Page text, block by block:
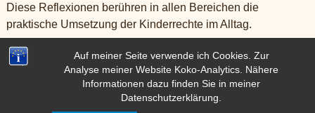
Auf meiner Seite verwende ich Cookies. Zur
Analyse meiner Website Koko-Analytics. Nähere
Informationen dazu finden Sie in meiner
Datenschutzerklärung.
Diese Reflexionen berühren in allen Bereichen die
praktische Umsetzung der Kinderrechte im Alltag.
Aktuell Kinderrechte,Kinderschutz
Artikelnavigation
Selektiver Mutismus Mein ABC der Kinderrechte